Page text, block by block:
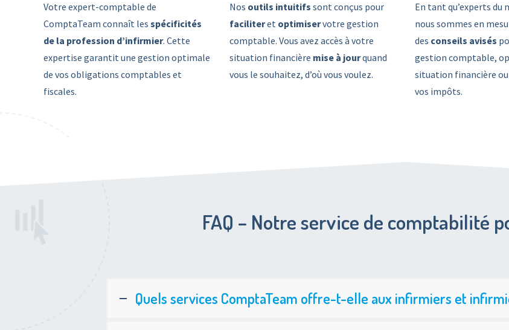
Votre expert-comptable de
ComptaTeam connaît les spécificités
de la profession d’infirmier. Cette
expertise garantit une gestion optimale
de vos obligations comptables et
fiscales.
Nos outils intuitifs sont conçus pour
faciliteret optimiservotre gestion
comptable. Vous avez accès à votre
situation financière mise à jourquand
vous le souhaitez, d’où vous voulez.
En tant qu’experts du
nous sommes en
des conseils avisés
gestion comptable,
situation financière
vos impôts.
FAQ – Notre service de comptabilité
Quels services ComptaTeam offre-t-elle aux infirmiers et